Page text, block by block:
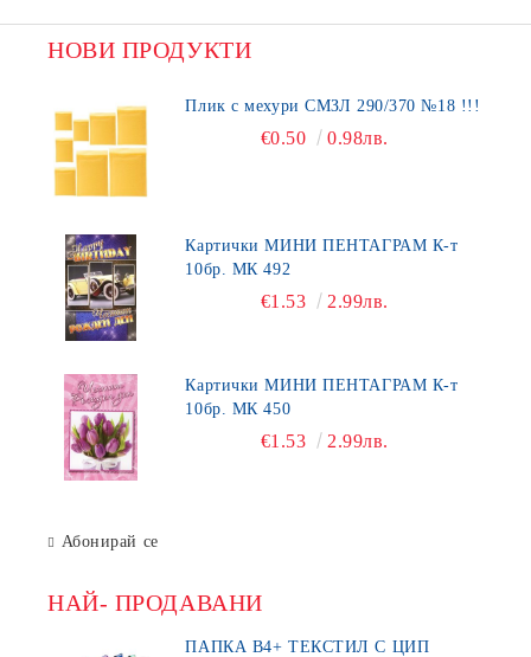
НОВИ ПРОДУКТИ
Плик с мехури СМЗЛ 290/370 №18 !!!
€0.50 0.98лв.
Картички МИНИ ПЕНТАГРАМ К-т
10бр. МК 492
€1.53 2.99лв.
Картички МИНИ ПЕНТАГРАМ К-т
10бр. МК 450
€1.53 2.99лв.
Абонирай се
НАЙ- ПРОДАВАНИ
ПАПКА В4+ ТЕКСТИЛ С ЦИП